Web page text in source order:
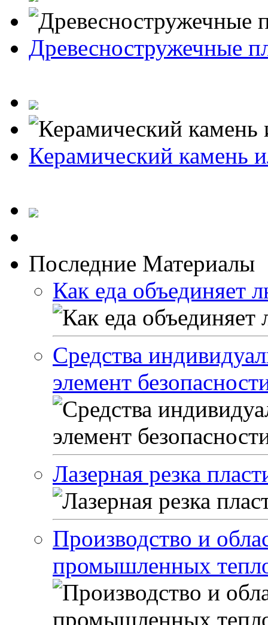
Древесностружечные
Керамический камень
Последние Материалы
Как еда объединяет
Средства
элемент
Лазерная резка
Производство и
промышленных